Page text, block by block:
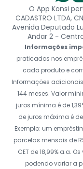
O App Konsi
CADASTRO LTDA,
Avenida Deputado
Andar 2 -
Informações
praticados nos
cada produto e
Informações
144 meses. Valor
juros mínima é de
de juros máxima é de
Exemplo: um
parcelas mensais de
CET de 18,99% a.a.
podendo variar a